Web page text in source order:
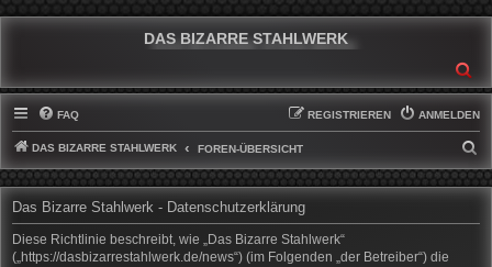
DAS BIZARRE STAHLWERK
FAQ ANMELDEN
REGISTRIEREN
DAS BIZARRE STAHLWERK FOREN-ÜBERSICHT
U
H
Das Bizarre Stahlwerk - Datenschutzerklärung
Diese Richtlinie beschreibt, wie „Das Bizarre Stahlwerk“
(„https://dasbizarrestahlwerk.de/news“) (im Folgenden „der Betreiber“) die